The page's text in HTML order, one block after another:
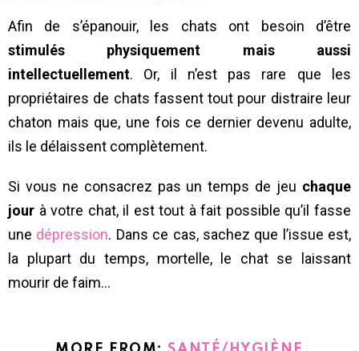
Afin de s’épanouir, les chats ont besoin d’être
stimulés physiquement mais aussi
intellectuellement. Or, il n’est pas rare que les
propriétaires de chats fassent tout pour distraire leur
chaton mais que, une fois ce dernier devenu adulte,
ils le délaissent complètement.
Si vous ne consacrez pas un temps de jeu chaque
jour à votre chat, il est tout à fait possible qu’il fasse
une dépression. Dans ce cas, sachez que l’issue est,
la plupart du temps, mortelle, le chat se laissant
mourir de faim…